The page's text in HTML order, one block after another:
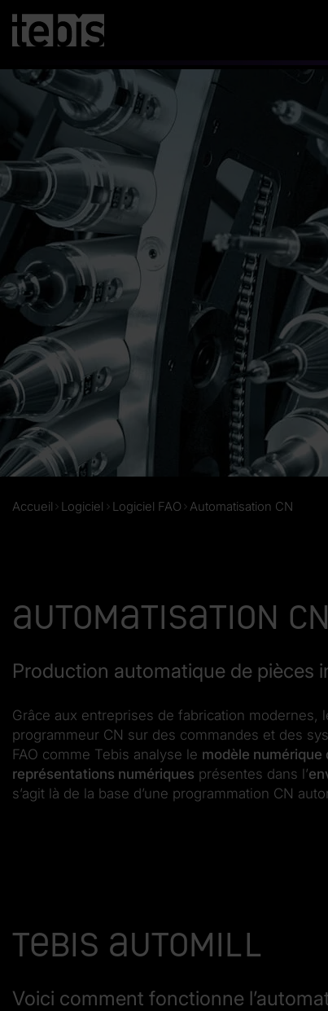
Accueil Logiciel Logiciel FAO Automatisation CN
Automatisation CN
Production automatique de pièces
Grâce aux entreprises de fabrication
programmeur CN sur des commandes et des
FAO comme Tebis analyse le modèle numérique
représentations numériques présentes dans l’
s’agit là de la base d’une programmation CN
Tebis Automill
Voici comment fonctionne